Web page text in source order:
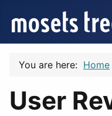
You are here: Home
User